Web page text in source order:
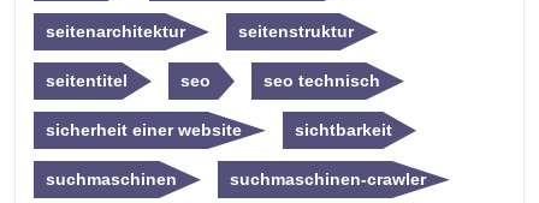
seitenarchitektur seitenstruktur
seitentitel seo seo technisch
sicherheit einer website sichtbarkeit
suchmaschinen suchmaschinen-crawler